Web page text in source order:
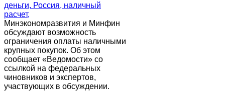
деньги, Россия, наличный
расчет,
Минэкономразвития и Минфин
обсуждают возможность
ограничения оплаты наличными
крупных покупок. Об этом
сообщает «Ведомости» со
ссылкой на федеральных
чиновников и экспертов,
участвующих в обсуждении.